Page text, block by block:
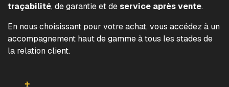
traçabilité, de garantie et deservice après vente.
En nous choisissant pour votre achat, vous accédez à un
accompagnement haut de gamme à tous les stades de
la relation client.